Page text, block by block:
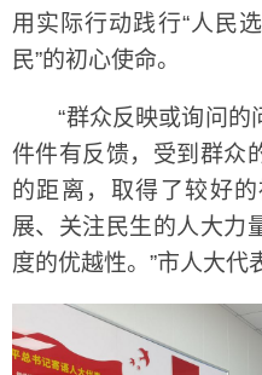
用实际行动践行“人民
民”的初心使命。
“群众反映或询问的
件件有反馈，受到群众
的距离，取得了较好
展、关注民生的人大力
度的优越性。”市人大代